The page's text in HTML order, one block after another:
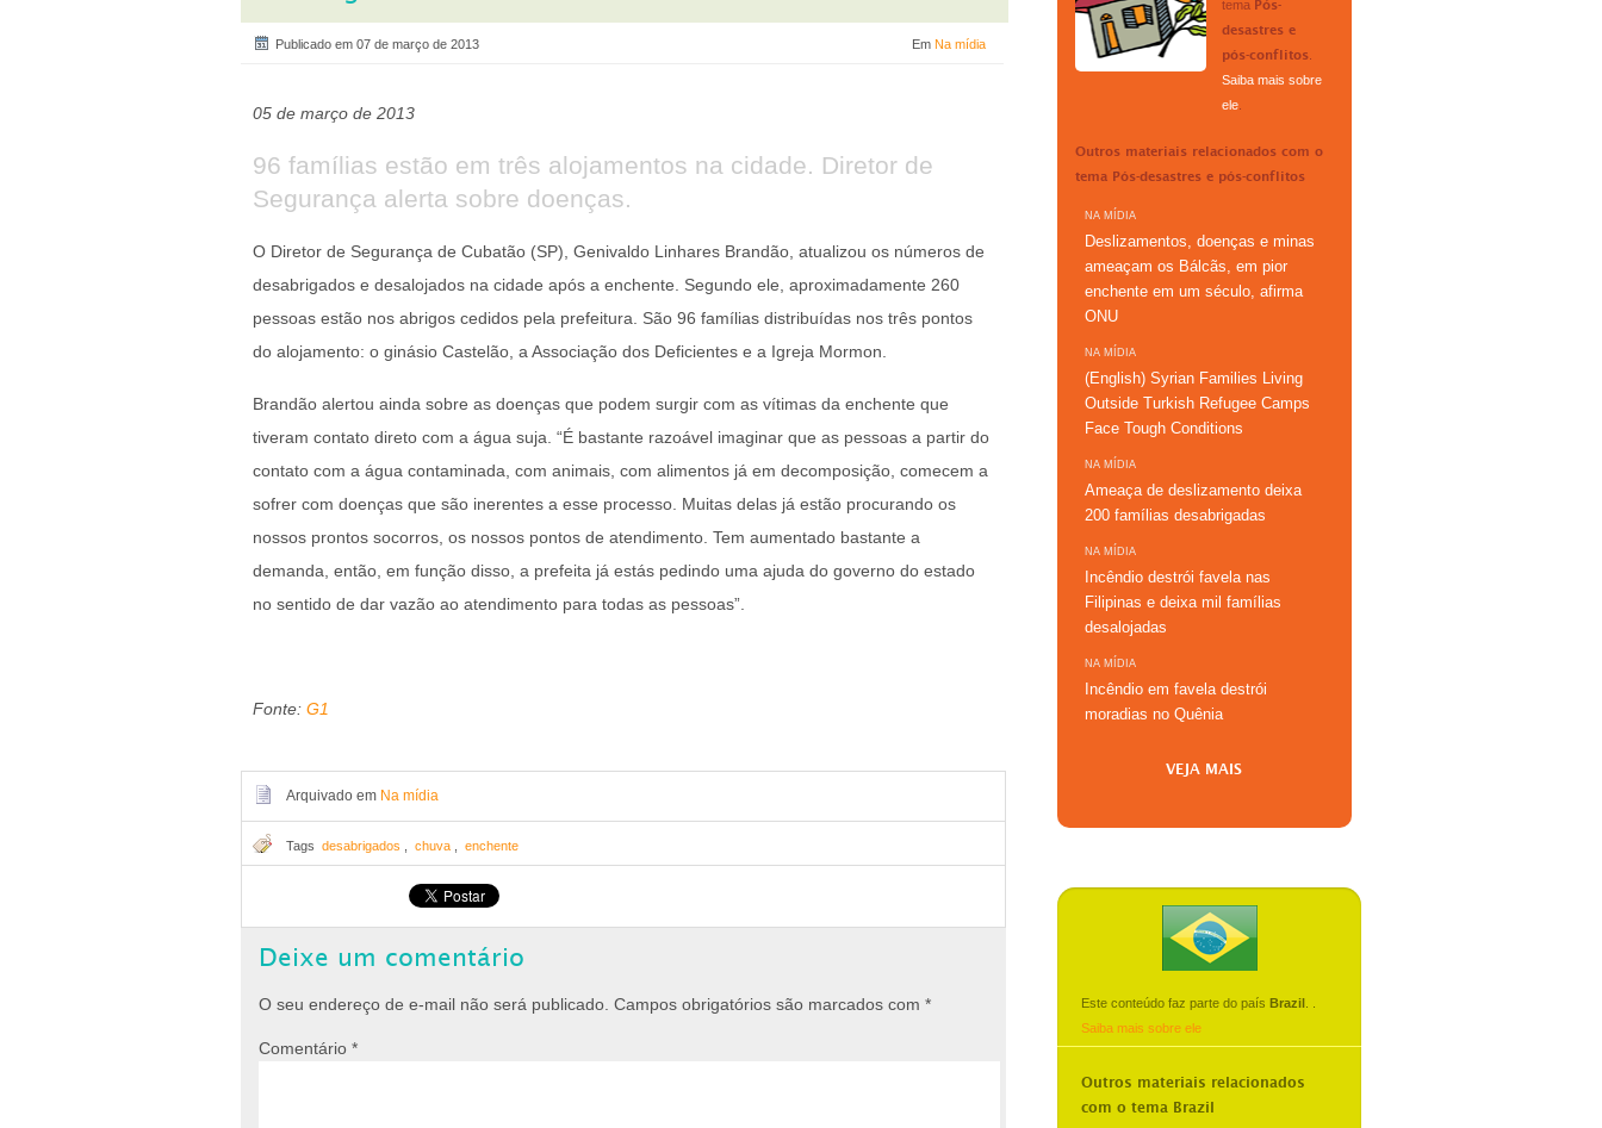
Publicado em 07 de março de 2013 Em Na mídia
05 de março de 2013
96 famílias estão em três alojamentos na cidade. Diretor de
Segurança alerta sobre doenças.
O Diretor de Segurança de Cubatão (SP), Genivaldo Linhares Brandão, atualizou os números de
desabrigados e desalojados na cidade após a enchente. Segundo ele, aproximadamente 260
pessoas estão nos abrigos cedidos pela prefeitura. São 96 famílias distribuídas nos três pontos
do alojamento: o ginásio Castelão, a Associação dos Deficientes e a Igreja Mormon.
Brandão alertou ainda sobre as doenças que podem surgir com as vítimas da enchente que
tiveram contato direto com a água suja. “É bastante razoável imaginar que as pessoas a partir do
contato com a água contaminada, com animais, com alimentos já em decomposição, comecem a
sofrer com doenças que são inerentes a esse processo. Muitas delas já estão procurando os
nossos prontos socorros, os nossos pontos de atendimento. Tem aumentado bastante a
demanda, então, em função disso, a prefeita já estás pedindo uma ajuda do governo do estado
no sentido de dar vazão ao atendimento para todas as pessoas”.
Fonte: G1
Arquivado em Na mídia
Tags desabrigados chuva enchente
Deixe um comentário
O seu endereço de e-mail não será publicado. Campos obrigatórios são marcados com *
Comentário *
tema Pós-
desastres e
pós-conflitos
Saiba mais sobre
ele
Outros materiais relacionados com o
tema Pós-desastres e pós-conflitos
NA MÍDIA
Deslizamentos, doenças e minas
ameaçam os Bálcãs, em pior
enchente em um século, afirma
ONU
NA MÍDIA
(English) Syrian Families Living
Outside Turkish Refugee Camps
Face Tough Conditions
NA MÍDIA
Ameaça de deslizamento deixa
200 famílias desabrigadas
NA MÍDIA
Incêndio destrói favela nas
Filipinas e deixa mil famílias
desalojadas
NA MÍDIA
Incêndio em favela destrói
moradias no Quênia
VEJA MAIS
Este conteúdo faz parte do país Brazil
Saiba mais sobre ele
Outros materiais relacionados
com o tema
Brazil